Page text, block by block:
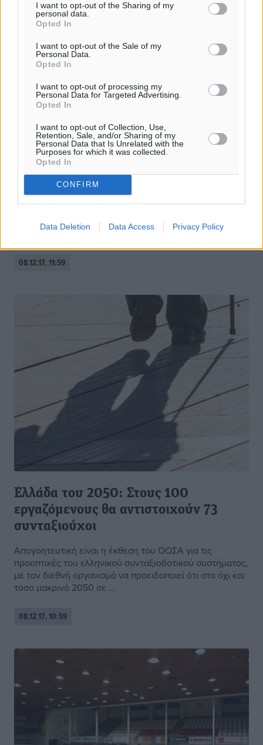
I want to opt-out of the Sharing of my
personal data.
Opted In
I want to opt-out of the Sale of my
Personal Data.
Opted In
I want to opt-out of processing my
Personal Data for Targeted Advertising.
Opted In
I want to opt-out of Collection, Use,
Retention, Sale, and/or Sharing of my
Personal Data that Is Unrelated with the
Purposes for which it was collected.
Opted In
CONFIRM
Data Deletion Data Access Privacy Policy
Το διήμερο των παγκορασίδων με
Μπακογεώργο
Στο πλαίσιο του αναπτυξιακού προγράμματος, η Τ.Ε.
παγκορασίδων (έτη γέννησης 2003 και 2004) το
Σάββατο 16/12/2017 και την ...
08.12.17, 11:59
Ελλάδα του 2050: Στους 100
εργαζόμενους θα αντιστοιχούν 73
συνταξιούχοι
Απογοητευτική είναι η έκθεση του ΟΟΣΑ για τις
προοπτικές του ελληνικού συνταξιοδοτικού συστήματος,
με τον διεθνή οργανισμό να προειδοποιεί ότι στο όχι και
τοσο μακρινό 2050 σε ...
08.12.17, 10:59